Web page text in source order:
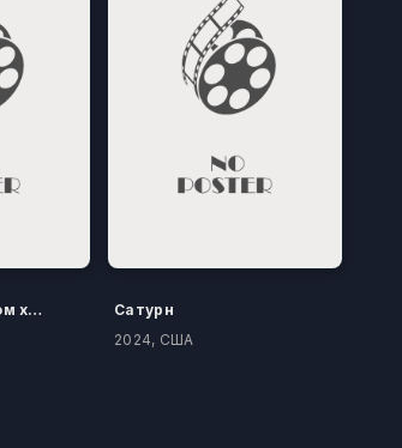
Дом на проклятом холме
Сатурн
2024, США